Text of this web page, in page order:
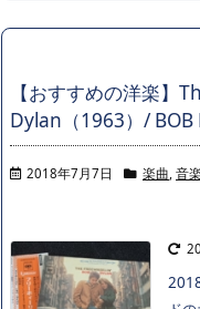
【おすすめの洋楽】
Dylan（1963）/ BOB
2018年7月7日 楽曲, 音